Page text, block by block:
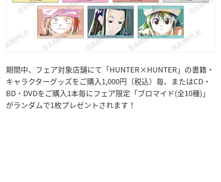
期間中、フェア対象店舗にて「HUNTER×HUNTER」の書籍・
キャラクターグッズをご購入1,000円（税込）毎、またはCD・
BD・DVDをご購入1本毎にフェア限定「ブロマイド(全10種)」
がランダムで1枚プレゼントされます！